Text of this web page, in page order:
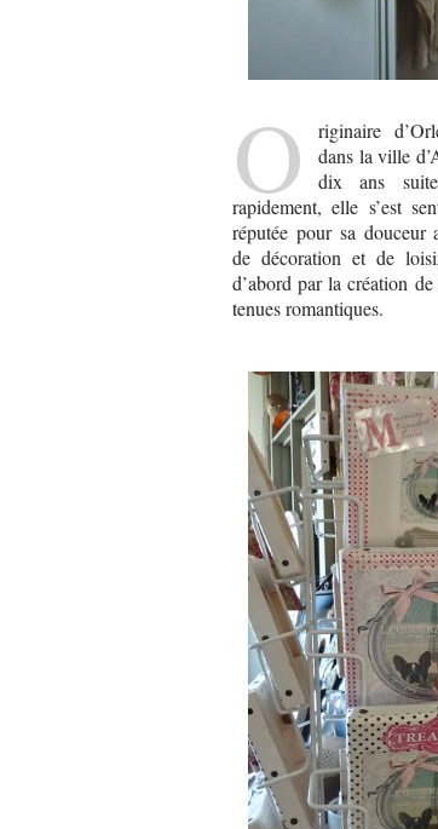
O
riginaire
dans la ville
dix ans
rapidement, elle s’est
réputée pour sa douceur
de décoration et de
d’abord par la création
tenues romantiques.